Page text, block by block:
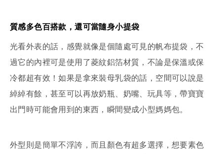
質感多色百搭款，還可當隨身小提袋
光看外表的話，感覺就像是個隨處可見的帆布提袋，不
過它的內裡可是使用了菱紋鋁箔材質，不論是保溫或保
冷都超有效！如果是拿來裝母乳袋的話，空間可以說是
綽綽有餘，甚至可以再放奶瓶、奶嘴、玩具等，帶寶寶
出門時可能會用到的東西，瞬間變成小型媽媽包。
外型則是簡單不浮誇，而且顏色有超多選擇，想要素色